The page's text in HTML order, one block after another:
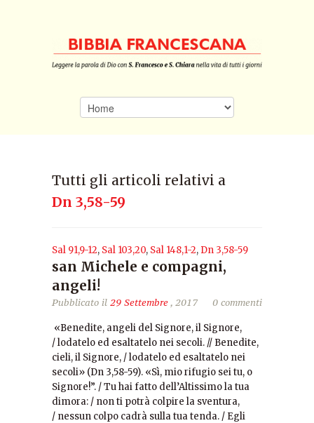
Tutti gli articoli relativi a
Dn 3,58-59
Sal 91,9-12, Sal 103,20, Sal 148,1-2, Dn 3,58-59
san Michele e compagni,
angeli!
Pubblicato il 29 Settembre, 2017 0 commenti
«Benedite, angeli del Signore, il Signore,
/ lodatelo ed esaltatelo nei secoli. // Benedite,
cieli, il Signore, / lodatelo ed esaltatelo nei
secoli» (Dn 3,58-59). «Sì, mio rifugio sei tu, o
Signore!”. / Tu hai fatto dell’Altissimo la tua
dimora: / non ti potrà colpire la sventura,
/ nessun colpo cadrà sulla tua tenda. / Egli